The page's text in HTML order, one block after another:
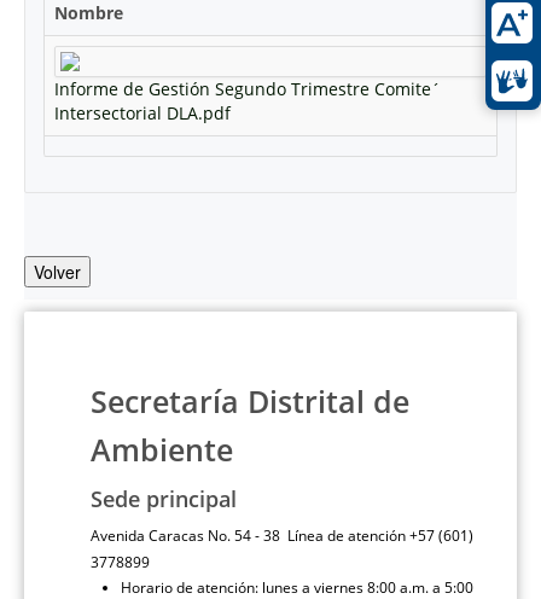
Nombre
Informe de Gestión Segundo Trimestre Comite´
Intersectorial DLA.pdf
Volver
Secretaría Distrital de
Ambiente
Sede principal
Avenida Caracas No. 54 - 38 Línea de atención +57 (601)
3778899
Horario de atención: lunes a viernes 8:00 a.m. a 5:00